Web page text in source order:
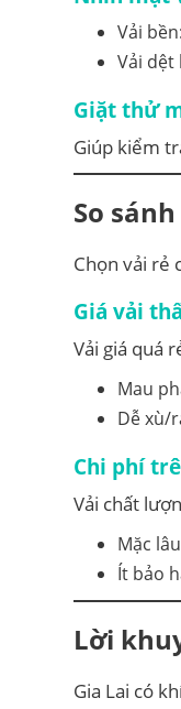
Vải
Vải dệt
Giặt thử
Giúp kiểm
So
Chọn vải rẻ
Giá vải
Vải giá quá
Mau
Dễ xù/
Chi phí
Vải chất
Mặc
Ít bảo
Lời
Gia Lai có